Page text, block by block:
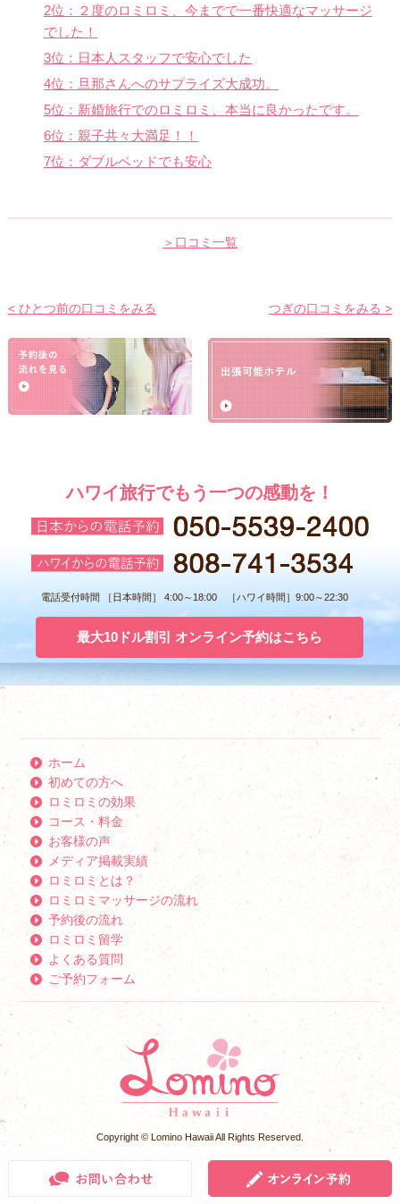
2位：２度のロミロミ、今までで一番快適なマッサージ
でした！
3位：日本人スタッフで安心でした
4位：旦那さんへのサプライズ大成功。
5位：新婚旅行でのロミロミ、本当に良かったです。
6位：親子共々大満足！！
7位：ダブルベッドでも安心
＞口コミ一覧
< ひとつ前の口コミをみる つぎの口コミをみる >
ハワイ旅行でもう一つの感動を！
電話受付時間 ［日本時間］ 4:00～18:00 ［ハワイ時間］9:00～22:30
最大10ドル割引 オンライン予約はこちら
ホーム
初めての方へ
ロミロミの効果
コース・料金
お客様の声
メディア掲載実績
ロミロミとは？
ロミロミマッサージの流れ
予約後の流れ
ロミロミ留学
よくある質問
ご予約フォーム
Copyright © Lomino Hawaii All Rights Reserved.